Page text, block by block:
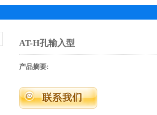
AT-H孔输入型
产品摘要: